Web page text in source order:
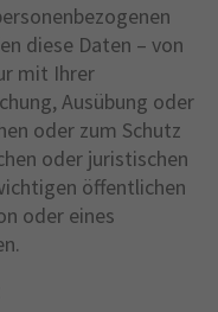
diese Daten – von
mit Ihrer
Ausübung oder
oder zum Schutz
oder juristischen
öffentlichen
oder eines